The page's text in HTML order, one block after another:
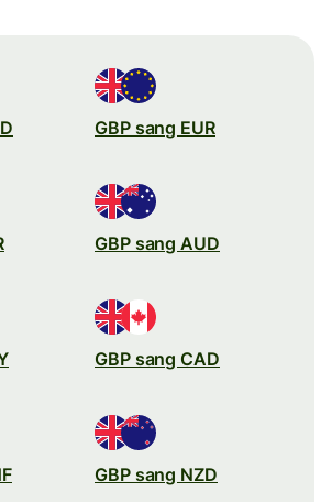
GBP sang EUR
GBP sang AUD
GBP sang CAD
GBP sang NZD